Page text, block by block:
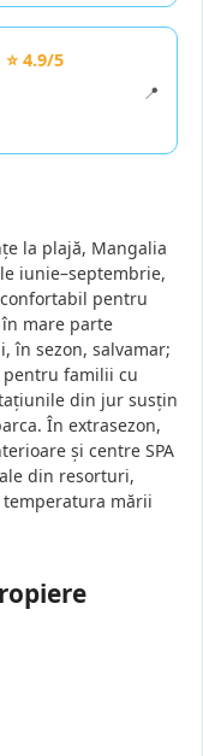
⭐ 4.9/5
📍
la plajă, Mangalia
iunie–septembrie,
pentru
mare parte
în sezon, salvamar;
pentru familii cu
din jur susțin
În extrasezon,
și centre SPA
din resorturi,
mării